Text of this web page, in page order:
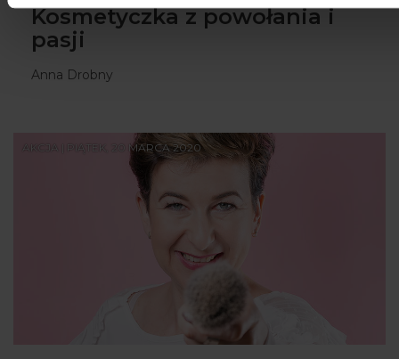
Kosmetyczka z powołania i
pasji
Anna Drobny
AKCJA | PIĄTEK, 20 MARCA 2020